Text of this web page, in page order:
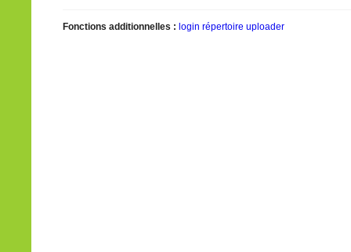
Fonctions additionnelles : login répertoire uploader